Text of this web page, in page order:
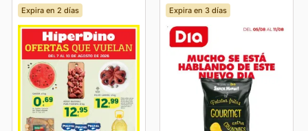
Expira en 2 días Expira en 3 días